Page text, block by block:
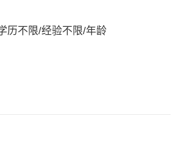
历不限/经验不限/年龄